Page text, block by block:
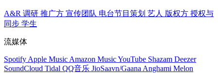
A&R 调研 推广方 宣传团队 电台节目策划 艺人 版权方 授权与
同步 学生
流媒体
Spotify Apple Music Amazon MusicYouTube Shazam Deezer
SoundCloud Tidal QQ音乐 JioSaavn/Gaana Anghami Melon